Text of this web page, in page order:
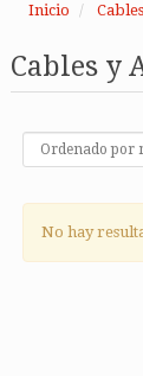
Inicio Cables
Cables y
No hay